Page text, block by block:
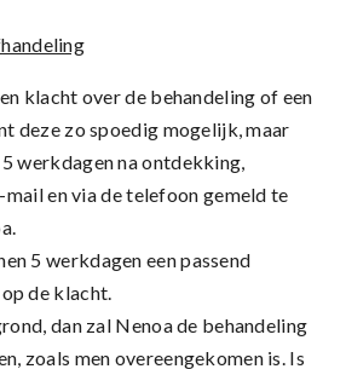
klacht over de behandeling of een
deze zo spoedig mogelijk, maar
werkdagen na ontdekking,
en via de telefoon gemeld te
5 werkdagen een passend
de klacht.
dan zal Nenoa de behandeling
zoals men overeengekomen is. Is